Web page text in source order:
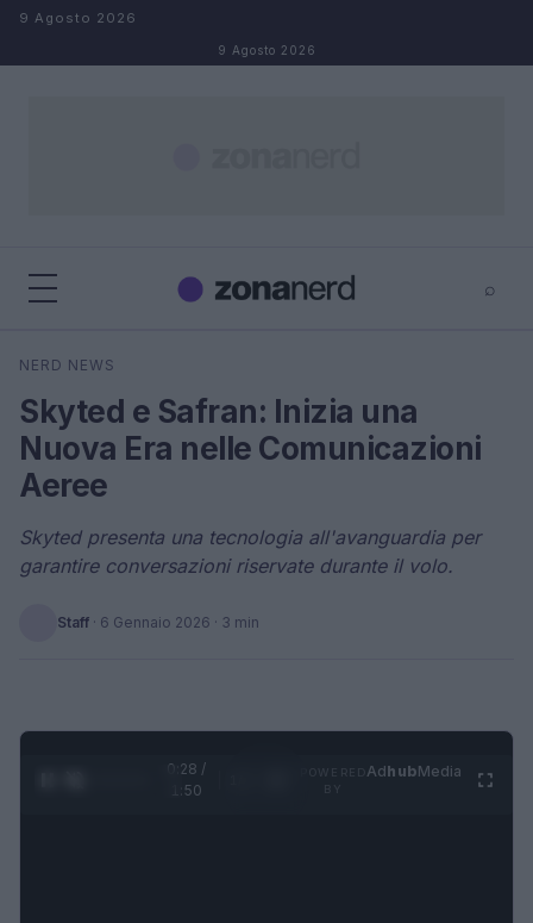
Salta al contenuto
9 Agosto 2026
9 Agosto 2026
⌕
Cerca
NERD NEWS
Skyted e Safran: Inizia una
Nuova Era nelle Comunicazioni
Aeree
Skyted presenta una tecnologia all'avanguardia per
garantire conversazioni riservate durante il volo.
Staff · 6 Gennaio 2026 · 3 min
0:28 /
1:50
AdhubMedia